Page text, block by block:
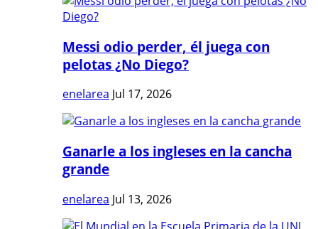
Messi odio perder, él juega con
pelotas ¿No Diego?
enelarea Jul 17, 2026
Ganarle a los ingleses en la cancha
grande
enelarea Jul 13, 2026